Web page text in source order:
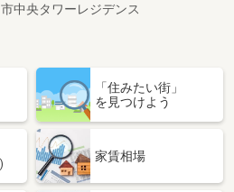
中央タワーレジデンス
「住みたい街」
を見つけよう
家賃相場